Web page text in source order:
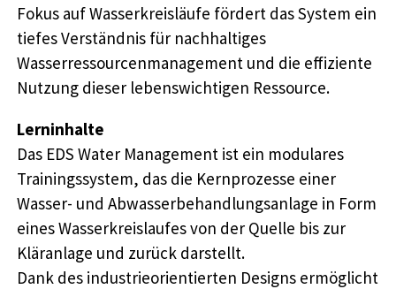
Fokus auf Wasserkreisläufe fördert das System ein
tiefes Verständnis für nachhaltiges
Wasserressourcenmanagement und die effiziente
Nutzung dieser lebenswichtigen Ressource.
Lerninhalte
Das EDS Water Management ist ein modulares
Trainingssystem, das die Kernprozesse einer
Wasser- und Abwasserbehandlungsanlage in Form
eines Wasserkreislaufes von der Quelle bis zur
Kläranlage und zurück darstellt.
Dank des industrieorientierten Designs ermöglicht